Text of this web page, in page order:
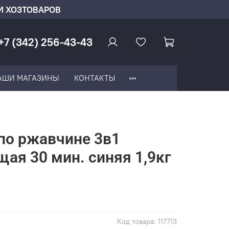
ХОЗТОВАРОВ
(342) 256-43-43
МАГАЗИНЫ КОНТАКТЫ
Код товара: 117713
ржавчине 3в1
30 мин. синяя 1,9кг